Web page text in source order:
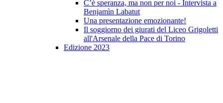
C’è speranza, ma non per noi - Intervista a
Benjamìn Labatut
Una presentazione emozionante!
Il soggiorno dei giurati del Liceo Grigoletti
all'Arsenale della Pace di Torino
Edizione 2023